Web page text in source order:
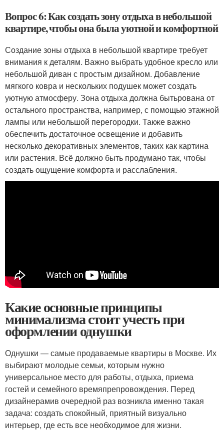
Вопрос 6: Как создать зону отдыха в небольшой
квартире, чтобы она была уютной и комфортной
Создание зоны отдыха в небольшой квартире требует
внимания к деталям. Важно выбрать удобное кресло или
небольшой диван с простым дизайном. Добавление
мягкого ковра и нескольких подушек может создать
уютную атмосферу. Зона отдыха должна бытьрована от
остального пространства, например, с помощью этажной
лампы или небольшой перегородки. Также важно
обеспечить достаточное освещение и добавить
несколько декоративных элементов, таких как картина
или растения. Всё должно быть продумано так, чтобы
создать ощущение комфорта и расслабления.
Какие основные принципы
минимализма стоит учесть при
оформлении однушки
Однушки — самые продаваемые квартиры в Москве. Их
выбирают молодые семьи, которым нужно
универсальное место для работы, отдыха, приема
гостей и семейного времяпрепровождения. Перед
дизайнерамив очередной раз возникла именно такая
задача: создать спокойный, приятный визуально
интерьер, где есть все необходимое для жизни.